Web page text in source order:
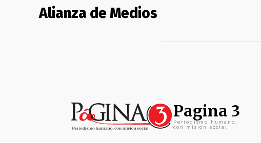
Alianza de Medios
Pagina 3
Periodismo humano,
con mision social